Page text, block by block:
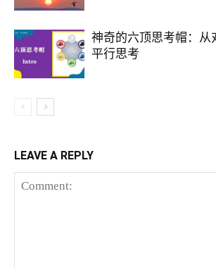
神奇的六顶思考帽：从
平行思考
LEAVE A REPLY